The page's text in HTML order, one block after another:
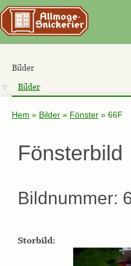
Bilder
Bilder
Hem » Bilder » Fönster » 66F
Fönsterbild
Bildnummer:
Storbild: